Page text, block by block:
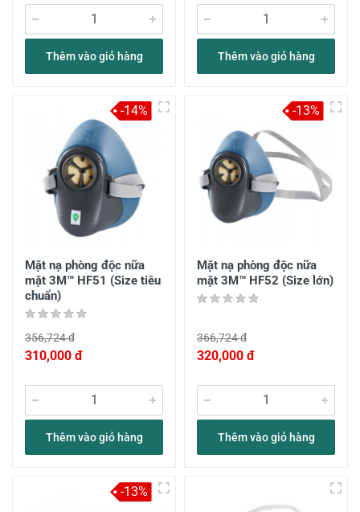
Thêm vào giỏ hàng Thêm vào giỏ hàng
Mặt nạ phòng độc nữa
mặt 3M™ HF51 (Size tiêu
chuẩn)
356,724 đ
310,000 đ
Thêm vào giỏ hàng
-14%
Mặt nạ phòng độc nữa
mặt 3M™ HF52 (Size lớn)
366,724 đ
320,000 đ
Thêm vào giỏ hàng
-13%
-13%